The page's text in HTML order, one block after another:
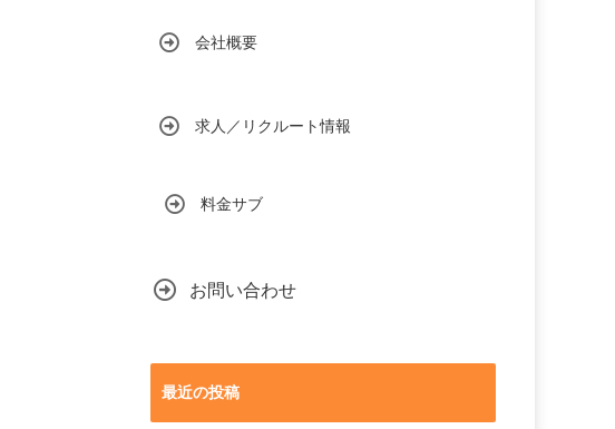
会社概要
求人／リクルート情報
料金サブ
お問い合わせ
最近の投稿